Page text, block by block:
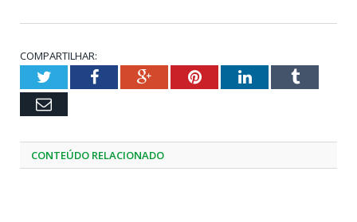
COMPARTILHAR:
TwitterFacebookGoogle+PinterestLinkedInTumblr
Email
CONTEÚDO RELACIONADO